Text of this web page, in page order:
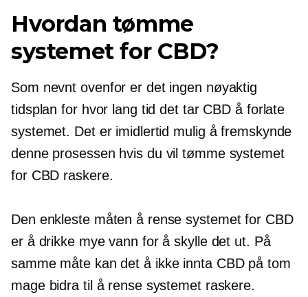
Hvordan tømme
systemet for CBD?
Som nevnt ovenfor er det ingen nøyaktig
tidsplan for hvor lang tid det tar CBD å forlate
systemet. Det er imidlertid mulig å fremskynde
denne prosessen hvis du vil tømme systemet
for CBD raskere.
Den enkleste måten å rense systemet for CBD
er å drikke mye vann for å skylle det ut. På
samme måte kan det å ikke innta CBD på tom
mage bidra til å rense systemet raskere.